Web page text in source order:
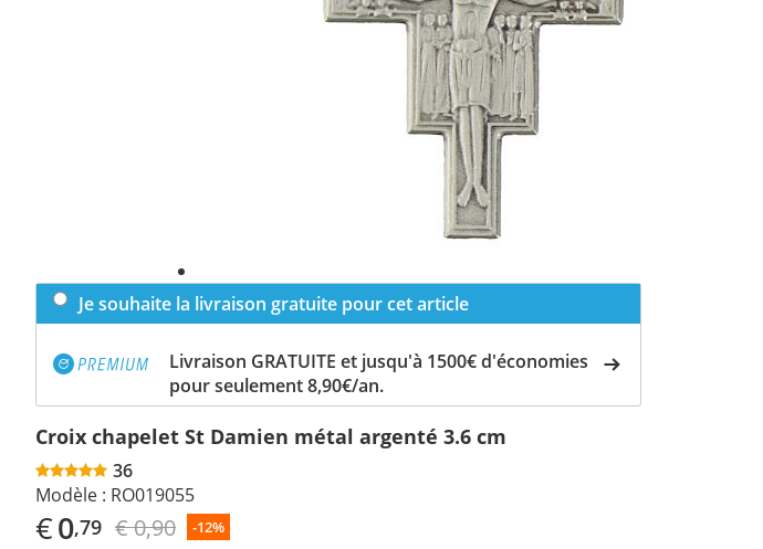
Je souhaite la livraison gratuite pour cet article
Livraison GRATUITE et jusqu'à 1500€ d'économies
pour seulement 8,90€/an.
Croix chapelet St Damien métal argenté 3.6 cm
36
Modèle : RO019055
€0,79 € 0,90 -12%